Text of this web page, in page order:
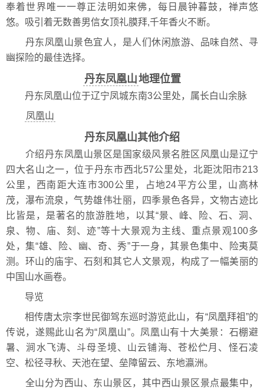
奉着世界唯一一尊正法明如来佛，每日晨钟暮鼓，禅声悠
悠。吸引着无数善男信女顶礼膜拜,千年香火不断。
丹东凤凰山景色宜人，是人们休闲旅游、品味自然、寻
幽探险的最佳选择。
丹东凤凰山地理位置
丹东凤凰山位于辽宁凤城东南3公里处，属长白山余脉
凤凰山
丹东凤凰山其他介绍
介绍丹东凤凰山景区是国家级风景名胜区风凰山是辽宁
四大名山之一，位于丹东市西北57公里处，北距沈阳市213
公里，西南距大连市300公里，占地24平方公里，山高林
茂，瀑布流泉，气势雄伟壮丽，四季景色各异，文物古迹比
比皆是，是著名的旅游胜地，以其“景、峰、险、石、洞、
泉、物、庙、刻、迹”等十大景观为主线、重点景观100多
处，集“雄、险、幽、奇、秀”于一身，其景色集中、险夷莫
测。环山的庙宇、石刻和其它人文景观，构成了一幅美丽的
中国山水画卷。
导览
相传唐太宗李世民御驾东巡时游览此山，有“凤凰拜祖”的
传说，遂赐此山名为“凤凰山”。凤凰山有十大美景：石棚避
暑、涧水飞涛、斗母圣境、山云铺海、苍松伫月、怪石凌
空、松径寻秋、天池在望、垒障留云、东地瀛洲。
全山分为西山、东山景区，其中西山景区景点最集中，